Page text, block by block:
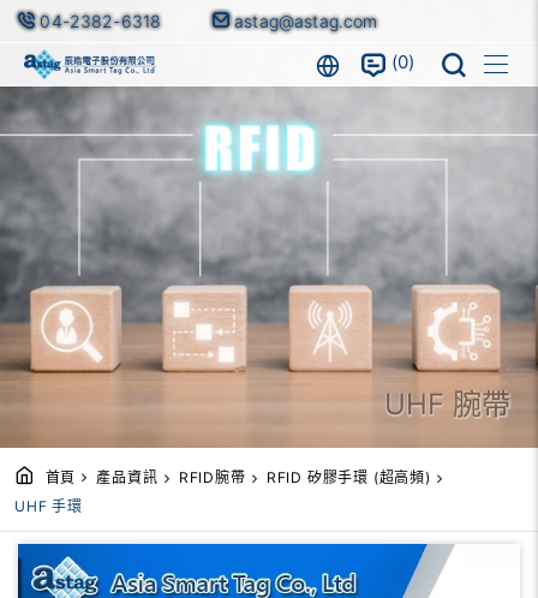
04-2382-6318 astag@astag.com
0
UHF 腕帶
首頁 產品資訊 RFID腕帶
RFID 矽膠手環 (超高頻)
UHF 手環